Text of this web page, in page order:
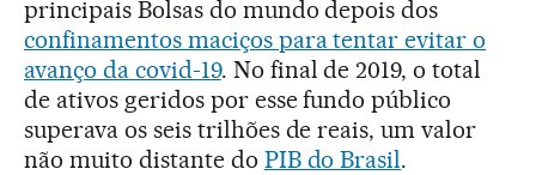
principais Bolsas do mundo depois dos
confinamentos maciços para tentar evitar o
avanço da covid-19. No final de 2019, o total
de ativos geridos por esse fundo público
superava os seis trilhões de reais, um valor
não muito distante do PIB do Brasil.